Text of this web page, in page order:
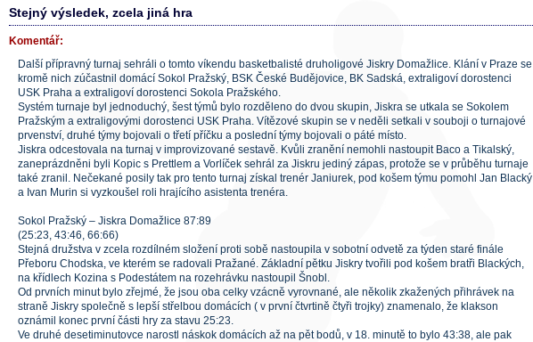
Stejný výsledek, zcela jiná hra
Komentář:
Další přípravný turnaj sehráli o tomto víkendu basketbalisté druholigové Jiskry Domažlice. Klání v Praze se
kromě nich zúčastnil domácí Sokol Pražský, BSK České Budějovice, BK Sadská, extraligoví dorostenci
USK Praha a extraligoví dorostenci Sokola Pražského.
Systém turnaje byl jednoduchý, šest týmů bylo rozděleno do dvou skupin, Jiskra se utkala se Sokolem
Pražským a extraligovými dorostenci USK Praha. Vítězové skupin se v neděli setkali v souboji o turnajové
prvenství, druhé týmy bojovali o třetí příčku a poslední týmy bojovali o páté místo.
Jiskra odcestovala na turnaj v improvizované sestavě. Kvůli zranění nemohli nastoupit Baco a Tikalský,
zaneprázdněni byli Kopic s Prettlem a Vorlíček sehrál za Jiskru jediný zápas, protože se v průběhu turnaje
také zranil. Nečekané posily tak pro tento turnaj získal trenér Janiurek, pod košem týmu pomohl Jan Blacký
a Ivan Murin si vyzkoušel roli hrajícího asistenta trenéra.
Sokol Pražský – Jiskra Domažlice 87:89
(25:23, 43:46, 66:66)
Stejná družstva v zcela rozdílném složení proti sobě nastoupila v sobotní odvetě za týden staré finále
Přeboru Chodska, ve kterém se radovali Pražané. Základní pětku Jiskry tvořili pod košem bratři Blackých,
na křídlech Kozina s Podestátem na rozehrávku nastoupil Šnobl.
Od prvních minut bylo zřejmé, že jsou oba celky vzácně vyrovnané, ale několik zkažených přihrávek na
straně Jiskry společně s lepší střelbou domácích ( v první čtvrtině čtyři trojky) znamenalo, že klakson
oznámil konec první části hry za stavu 25:23.
Ve druhé desetiminutovce narostl náskok domácích až na pět bodů, v 18. minutě to bylo 43:38, ale pak